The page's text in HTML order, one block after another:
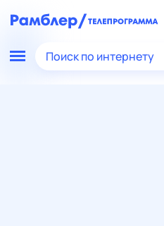
Поиск по интернету